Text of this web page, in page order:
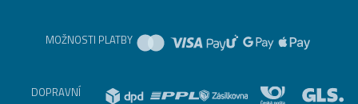
MOŽNOSTI PLATBY
DOPRAVNÍ